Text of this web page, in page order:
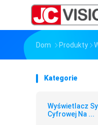
Dom Produkty
Kategorie
Wyświetlacz
Cyfrowej Na ...